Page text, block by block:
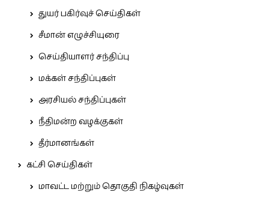
துயர் பகிர்வுச் செய்திகள்
சீமான் எழுச்சியுரை
செய்தியாளர் சந்திப்பு
மக்கள் சந்திப்புகள்
அரசியல் சந்திப்புகள்
நீதிமன்ற வழக்குகள்
தீர்மானங்கள்
கட்சி செய்திகள்
மாவட்ட மற்றும் தொகுதி நிகழ்வுகள்